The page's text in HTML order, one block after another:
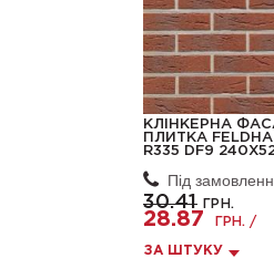
КЛІНКЕРНА
ПЛИТКА
R335 DF9
Під
30.41 ГРН.
28.87 ГРН. /
ЗА ШТУКУ